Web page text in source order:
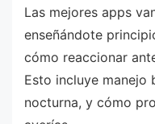
Las mejores apps
enseñándote
cómo reaccionar
Esto incluye manejo
nocturna, y cómo